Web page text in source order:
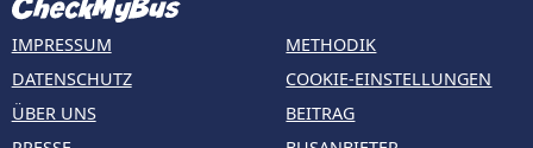
IMPRESSUM
DATENSCHUTZ
ÜBER UNS
METHODIK
COOKIE-EINSTELLUNGEN
BEITRAG